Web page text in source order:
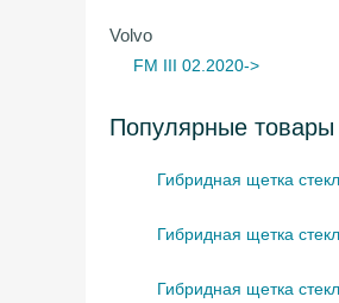
Volvo
FM III 02.2020->
Популярные товары
Гибридная щетка
Гибридная щетка
Гибридная щетка